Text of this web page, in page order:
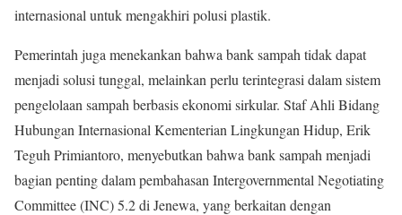
internasional untuk mengakhiri polusi plastik.
Pemerintah juga menekankan bahwa bank sampah tidak dapat
menjadi solusi tunggal, melainkan perlu terintegrasi dalam sistem
pengelolaan sampah berbasis ekonomi sirkular. Staf Ahli Bidang
Hubungan Internasional Kementerian Lingkungan Hidup, Erik
Teguh Primiantoro, menyebutkan bahwa bank sampah menjadi
bagian penting dalam pembahasan Intergovernmental Negotiating
Committee (INC) 5.2 di Jenewa, yang berkaitan dengan